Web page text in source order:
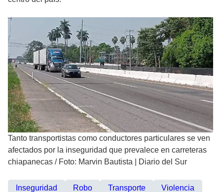
Tanto transportistas como conductores particulares se ven
afectados por la inseguridad que prevalece en carreteras
chiapanecas / Foto: Marvin Bautista | Diario del Sur
Inseguridad Robo Transporte
Violencia